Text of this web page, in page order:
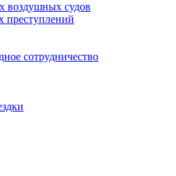
воздушных судов
преступлений
сотрудничество